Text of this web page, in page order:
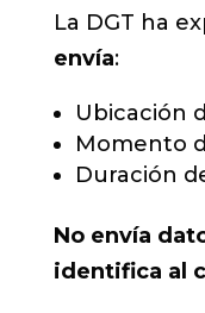
La DGT ha
envía:
Ubicación
Momento
Duración
No envía
identifica al